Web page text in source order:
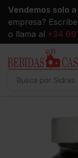
Vendemos solo
empresa?
o llama al +34
Busca por Sidras